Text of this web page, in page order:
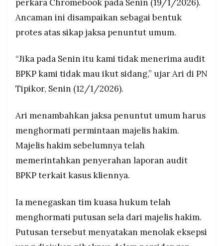
perkara Chromebook pada Senin (19/1/2026).
Ancaman ini disampaikan sebagai bentuk
protes atas sikap jaksa penuntut umum.
“Jika pada Senin itu kami tidak menerima audit
BPKP kami tidak mau ikut sidang,” ujar Ari di PN
Tipikor, Senin (12/1/2026).
Ari menambahkan jaksa penuntut umum harus
menghormati permintaan majelis hakim.
Majelis hakim sebelumnya telah
memerintahkan penyerahan laporan audit
BPKP terkait kasus kliennya.
Ia menegaskan tim kuasa hukum telah
menghormati putusan sela dari majelis hakim.
Putusan tersebut menyatakan menolak eksepsi